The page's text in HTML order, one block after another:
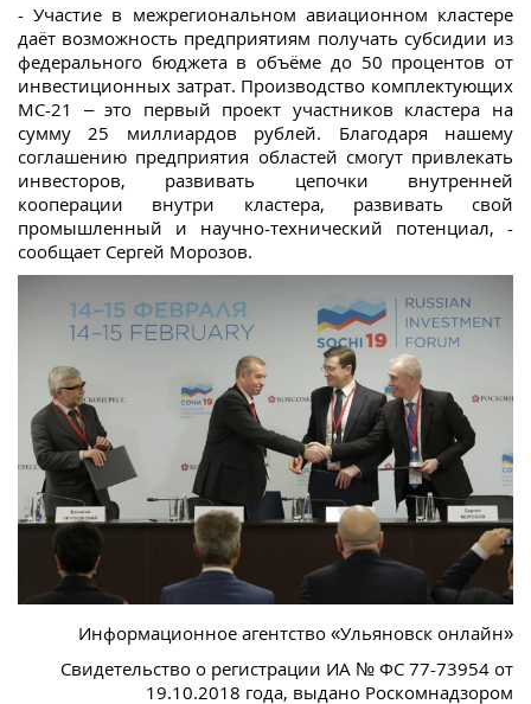
- Участие в межрегиональном авиационном кластере
даёт возможность предприятиям получать субсидии из
федерального бюджета в объёме до 50 процентов от
инвестиционных затрат. Производство комплектующих
МС-21 – это первый проект участников кластера на
сумму 25 миллиардов рублей. Благодаря нашему
соглашению предприятия областей смогут привлекать
инвесторов, развивать цепочки внутренней
кооперации внутри кластера, развивать свой
промышленный и научно-технический потенциал, -
сообщает Сергей Морозов.
Информационное агентство «Ульяновск онлайн»
Свидетельство о регистрации ИА № ФС 77-73954 от
19.10.2018 года, выдано Роскомнадзором